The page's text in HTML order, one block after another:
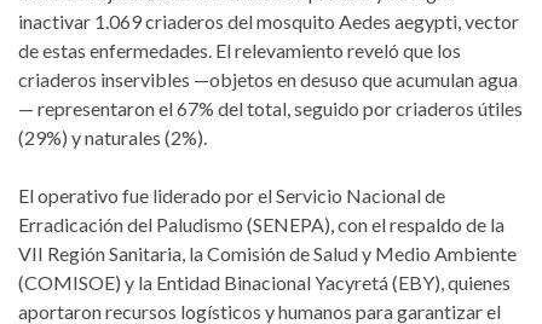
inactivar 1.069 criaderos del mosquito Aedes aegypti, vector
de estas enfermedades. El relevamiento reveló que los
criaderos inservibles —objetos en desuso que acumulan agua
— representaron el 67% del total, seguido por criaderos útiles
(29%) y naturales (2%).
El operativo fue liderado por el Servicio Nacional de
Erradicación del Paludismo (SENEPA), con el respaldo de la
VII Región Sanitaria, la Comisión de Salud y Medio Ambiente
(COMISOE) y la Entidad Binacional Yacyretá (EBY), quienes
aportaron recursos logísticos y humanos para garantizar el